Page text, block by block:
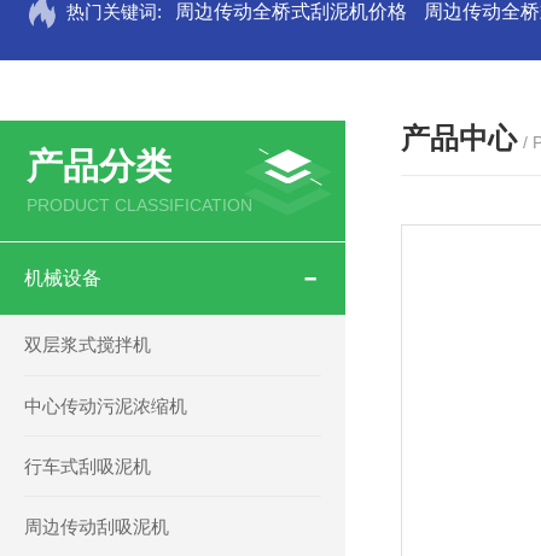
热门关键词: 周边传动全桥式刮泥机价格 周边传动全
产品分类
PRODUCT CLASSIFICATION
机械设备
双层浆式搅拌机
中心传动污泥浓缩机
行车式刮吸泥机
周边传动刮吸泥机
产品中心 /